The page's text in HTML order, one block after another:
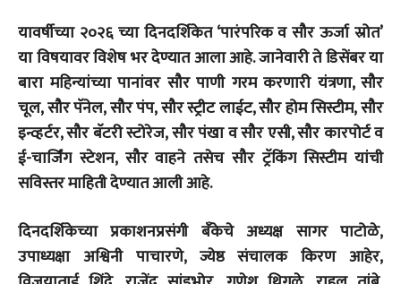
यावर्षीच्या २०२६ च्या दिनदर्शिकेत ‘पारंपरिक व सौर ऊर्जा स्रोत’
या विषयावर विशेष भर देण्यात आला आहे. जानेवारी ते डिसेंबर या
बारा महिन्यांच्या पानांवर सौर पाणी गरम करणारी यंत्रणा, सौर
चूल, सौर पॅनेल, सौर पंप, सौर स्ट्रीट लाईट, सौर होम सिस्टीम, सौर
इन्व्हर्टर, सौर बॅटरी स्टोरेज, सौर पंखा व सौर एसी, सौर कारपोर्ट व
ई-चार्जिंग स्टेशन, सौर वाहने तसेच सौर ट्रॅकिंग सिस्टीम यांची
सविस्तर माहिती देण्यात आली आहे.
दिनदर्शिकेच्या प्रकाशनप्रसंगी बँकेचे अध्यक्ष सागर पाटोळे,
उपाध्यक्षा अश्विनी पाचारणे, ज्येष्ठ संचालक किरण आहेर,